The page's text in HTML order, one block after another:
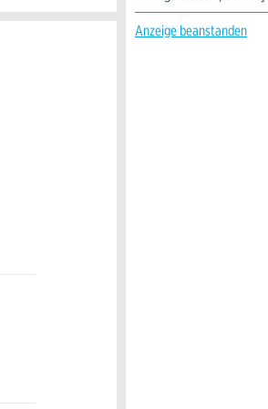
Anzeige beanstanden